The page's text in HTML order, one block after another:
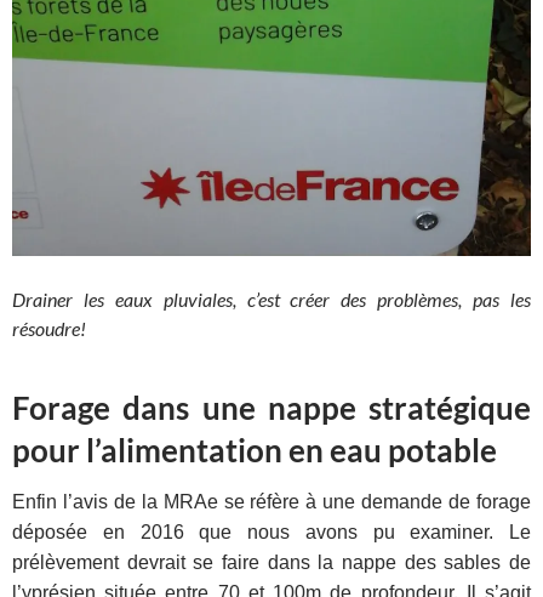
Drainer les eaux pluviales, c’est créer des problèmes, pas les
résoudre!
Forage dans une nappe stratégique
pour l’alimentation en eau potable
Enfin l’avis de la MRAe se réfère à une demande de forage
déposée en 2016 que nous avons pu examiner. Le
prélèvement devrait se faire dans la nappe des sables de
l’yprésien située entre 70 et 100m de profondeur. Il s’agit